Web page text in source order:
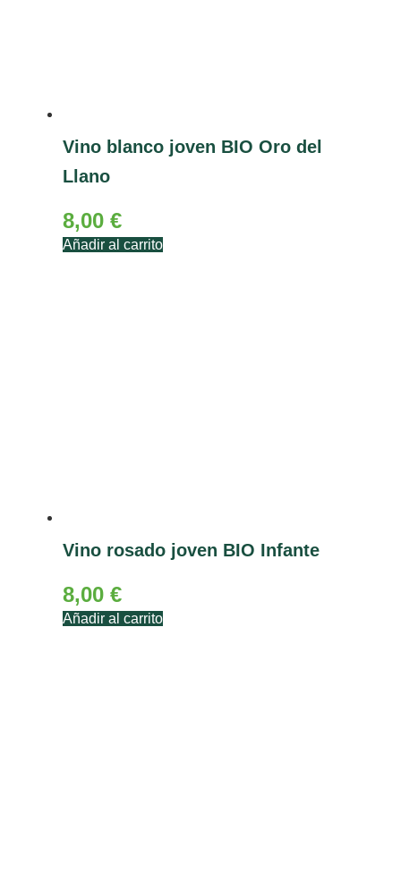
Vino blanco joven BIO Oro del
Llano
8,00 €
Añadir al carrito
Vino rosado joven BIO Infante
8,00 €
Añadir al carrito